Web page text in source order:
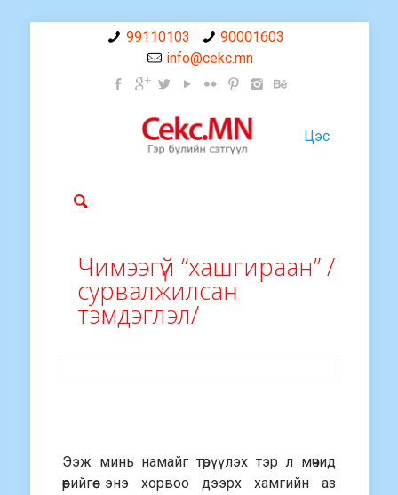
99110103
90001603
info@cekc.mn
Цэс
Чимээгүй “хашгираан” /
сурвалжилсан
тэмдэглэл/
Ээж минь намайг төрүүлэх тэр л мөчид
өөрийгөө энэ хорвоо дээрх хамгийн аз